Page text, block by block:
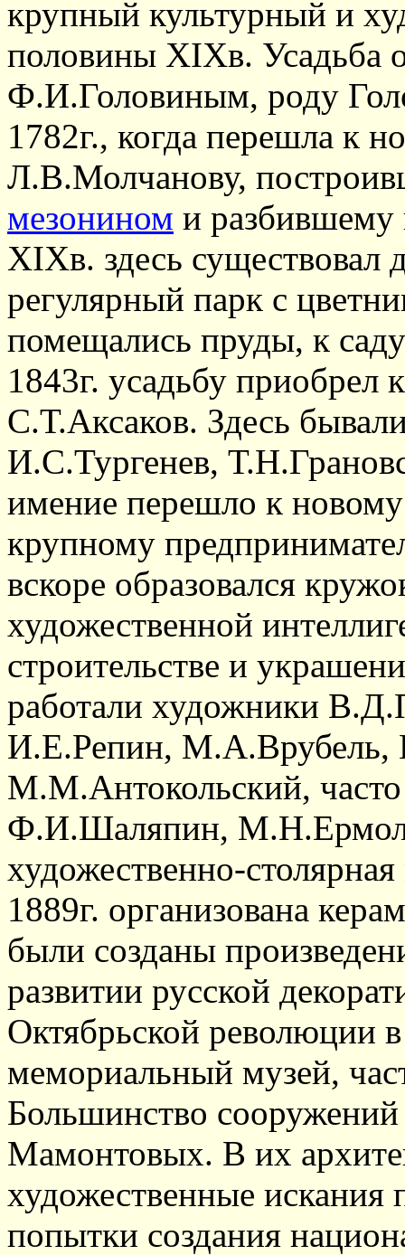
крупный культурный и
половины XIXв. Усадьба
Ф.И.Головиным, роду
1782г., когда перешла к
Л.В.Молчанову,
мезонином и разбившему
XIXв. здесь
регулярный парк с
помещались пруды, к
1843г. усадьбу приобрел
С.Т.Аксаков. Здесь
И.С.Тургенев,
имение перешло к
крупному
вскоре образовался
художественной
строительстве и
работали художники
И.Е.Репин, М.А.Врубель,
М.М.Антокольский,
Ф.И.Шаляпин,
художественно-
1889г. организована
были созданы
развитии русской
Октябрьской революции
мемориальный музей,
Большинство
Мамонтовых. В их
художественные искания
попытки создания